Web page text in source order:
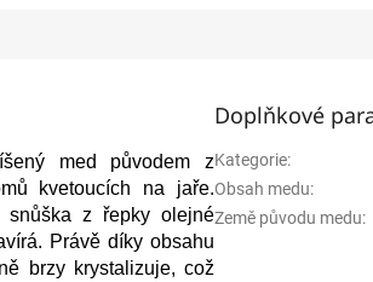
med původem z
kvetoucích na jaře.
z řepky olejné
Právě díky obsahu
brzy krystalizuje, což
Doplňkové
Kategorie:
Obsah medu:
Země původu medu: